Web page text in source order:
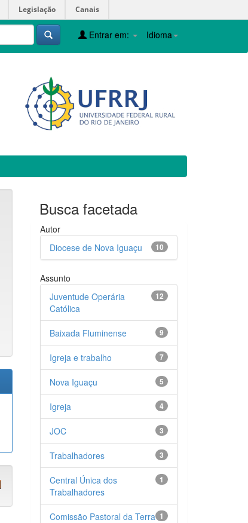
Legislação Canais
Idioma
Entrar em:
Busca facetada
Autor
10
Diocese de Nova Iguaçu
Assunto
12
Juventude Operária
Católica
9
Baixada Fluminense
7
Igreja e trabalho
5
Nova Iguaçu
4
Igreja
3
JOC
3
Trabalhadores
1
Central Única dos
Trabalhadores
1
Comissão Pastoral da Terra